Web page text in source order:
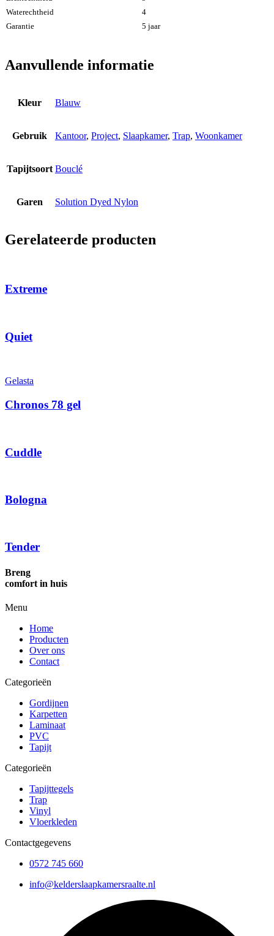
Waterechtheid
4
Garantie
5 jaar
Aanvullende informatie
Kleur Blauw
Gebruik Kantoor, Project, Slaapkamer, Trap, Woonkamer
Tapijtsoort Bouclé
Garen Solution Dyed Nylon
Gerelateerde producten
Extreme
Quiet
Gelasta
Chronos 78 gel
Cuddle
Bologna
Tender
Breng
comfort in huis
Menu
Home
Producten
Over ons
Contact
Categorieën
Gordijnen
Karpetten
Laminaat
PVC
Tapijt
Categorieën
Tapijttegels
Trap
Vinyl
Vloerkleden
Contactgegevens
0572 745 660
info@kelderslaapkamersraalte.nl